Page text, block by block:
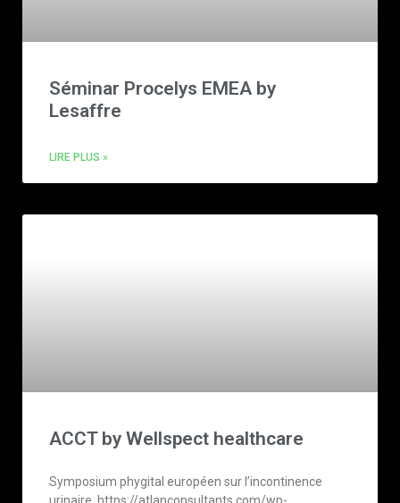
Séminar Procelys EMEA by
Lesaffre
LIRE PLUS »
ACCT by Wellspect healthcare
Symposium phygital européen sur l’incontinence